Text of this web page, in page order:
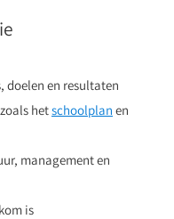
doelen en resultaten
hetschoolplan en
management en
is